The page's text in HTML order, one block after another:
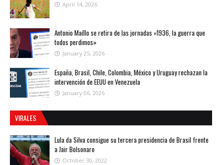
April 14, 2026
Antonio Maíllo se retira de las jornadas «1936, la guerra que
todos perdimos»
January 25, 2026
España, Brasil, Chile, Colombia, México y Uruguay rechazan la
intervención de EEUU en Venezuela
January 06, 2026
VIRALES
Lula da Silva consigue su tercera presidencia de Brasil frente
a Jair Bolsonaro
October 30, 2022